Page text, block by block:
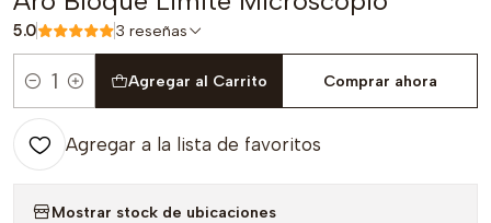
5.0 3 reseñas
Cantidad
Agregar al Carrito Comprar ahora
Agregar a la lista de favoritos
Mostrar stock de ubicaciones